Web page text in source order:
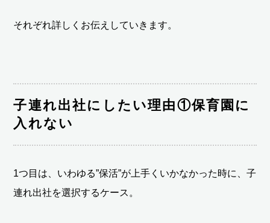
それぞれ詳しくお伝えしていきます。
子連れ出社にしたい理由①保育園に
入れない
1つ目は、いわゆる”保活”が上手くいかなかった時に、子
連れ出社を選択するケース。